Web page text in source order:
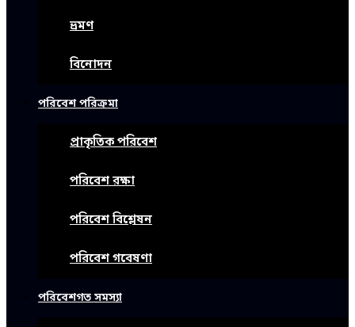
ভ্রমণ
বিনোদন
পরিবেশ পরিক্রমা
প্রাকৃতিক পরিবেশ
পরিবেশ রক্ষা
পরিবেশ বিশ্লেষন
পরিবেশ গবেষণা
পরিবেশগত সমস্যা